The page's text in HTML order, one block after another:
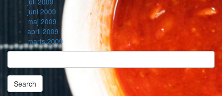
juni 2009
maj 2009
april 2009
marts 2009
Search